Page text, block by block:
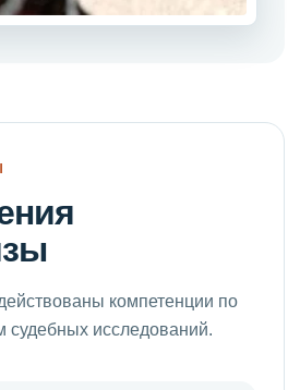
компетенции по
исследований.